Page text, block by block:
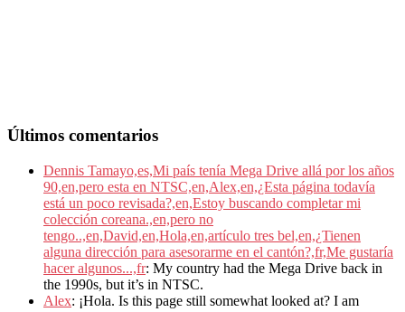
Últimos comentarios
Dennis Tamayo,es,Mi país tenía Mega Drive allá por los años
90,en,pero esta en NTSC,en,Alex,en,¿Esta página todavía
está un poco revisada?,en,Estoy buscando completar mi
colección coreana.,en,pero no
tengo..,en,David,en,Hola,en,artículo tres bel,en,¿Tienen
alguna dirección para asesorarme en el cantón?,fr,Me gustaría
hacer algunos...,fr: My country had the Mega Drive back in
the 1990s, but it’s in NTSC.
Alex: ¡Hola. Is this page still somewhat looked at? I am